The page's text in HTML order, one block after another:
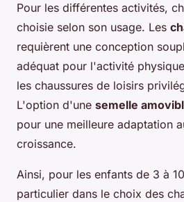
Pour les différentes activités,
choisie selon son usage. Les
requièrent une conception
adéquat pour l'activité
les chaussures de loisirs
L'option d'une semelle
pour une meilleure adaptation
croissance.
Ainsi, pour les enfants de 3 à
particulier dans le choix des